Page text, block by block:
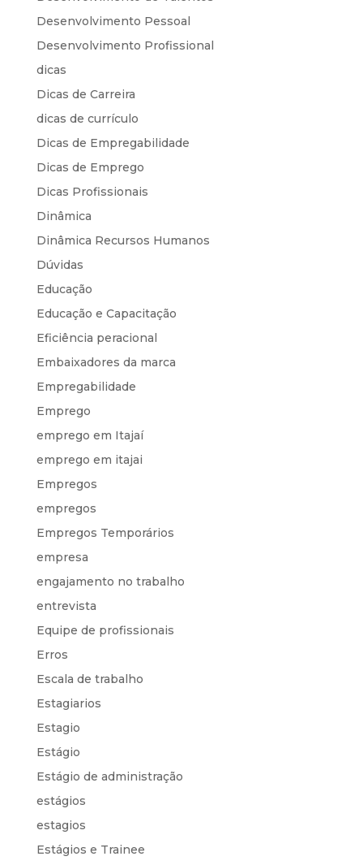
Desenvolvimento Pessoal
Desenvolvimento Profissional
dicas
Dicas de Carreira
dicas de currículo
Dicas de Empregabilidade
Dicas de Emprego
Dicas Profissionais
Dinâmica
Dinâmica Recursos Humanos
Dúvidas
Educação
Educação e Capacitação
Eficiência peracional
Embaixadores da marca
Empregabilidade
Emprego
emprego em Itajaí
emprego em itajai
Empregos
empregos
Empregos Temporários
empresa
engajamento no trabalho
entrevista
Equipe de profissionais
Erros
Escala de trabalho
Estagiarios
Estagio
Estágio
Estágio de administração
estágios
estagios
Estágios e Trainee